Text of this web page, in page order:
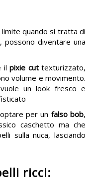
quando si tratta di
possono diventare una
il pixie cuttexturizzato,
volume e movimento.
un look fresco e
per un falso bob,
caschetto ma che
sulla nuca, lasciando
ricci: